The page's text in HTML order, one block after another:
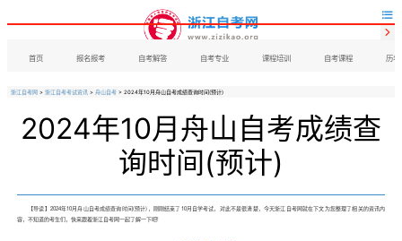

首页 报名报考 自考解答 自考专业 课程培训 自考课程 历年

浙江自考网 > 浙江自考考试资讯 > 舟山自考 > 2024年10月舟山自考成绩查询时间(预计)
2024年10月舟山自考成绩查
询时间(预计)
【导读】2024年10月舟山自考成绩查询时间(预计)，刚刚结束了10月自学考试，对此不是很清楚，今天浙江自考网就在下文为您整理了相关的资讯内
容，不知道的考生们，快来跟着浙江自考网一起了解一下吧!